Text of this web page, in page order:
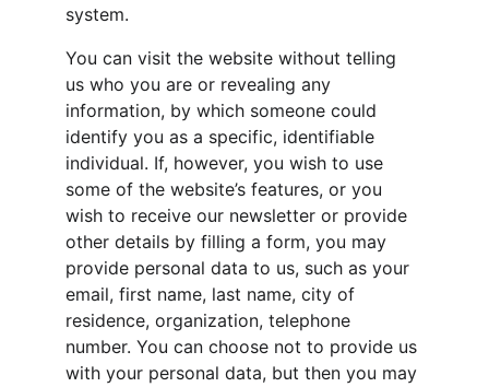
system.
You can visit the website without telling
us who you are or revealing any
information, by which someone could
identify you as a specific, identifiable
individual. If, however, you wish to use
some of the website’s features, or you
wish to receive our newsletter or provide
other details by filling a form, you may
provide personal data to us, such as your
email, first name, last name, city of
residence, organization, telephone
number. You can choose not to provide us
with your personal data, but then you may